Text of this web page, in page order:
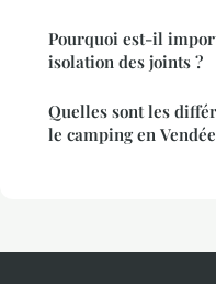
Pourquoi est-il
isolation des joints ?
Quelles sont les
le camping en